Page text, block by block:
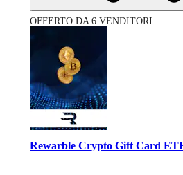
OFFERTO DA 6 VENDITORI
Rewarble Crypto Gift Card